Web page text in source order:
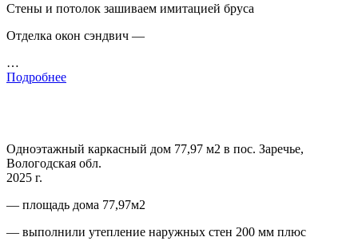
Стены и потолок зашиваем имитацией бруса
Отделка окон сэндвич —
…
Подробнее
Одноэтажный каркасный дом 77,97 м2 в пос. Заречье,
Вологодская обл.
2025 г.
— площадь дома 77,97м2
— выполнили утепление наружных стен 200 мм плюс